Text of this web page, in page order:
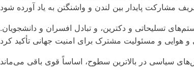
تسلیحاتی و دکترین، و تبادل افسران و دانشجویان.